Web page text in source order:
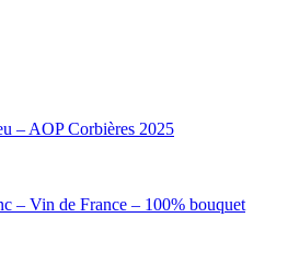
– AOP Corbières 2025
– Vin de France – 100% bouquet